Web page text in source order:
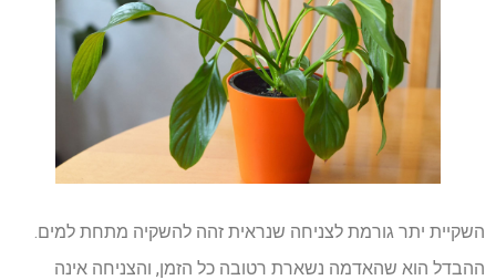
השקיית יתר גורמת לצניחה שנראית זהה להשקיה מתחת למים.
ההבדל הוא שהאדמה נשארת רטובה כל הזמן, והצניחה אינה